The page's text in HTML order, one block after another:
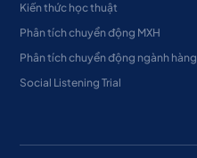
Kiến thức học thuật
Phân tích chuyển động MXH
Phân tích chuyển động ngành hàng
Social Listening Trial